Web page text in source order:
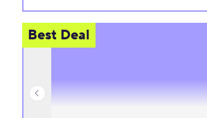
Best Deal